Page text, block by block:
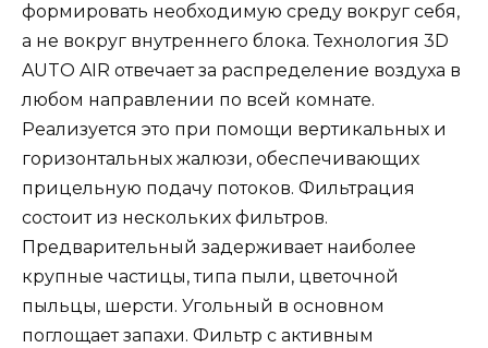
формировать необходимую среду вокруг себя,
а не вокруг внутреннего блока. Технология 3D
AUTO AIR отвечает за распределение воздуха в
любом направлении по всей комнате.
Реализуется это при помощи вертикальных и
горизонтальных жалюзи, обеспечивающих
прицельную подачу потоков. Фильтрация
состоит из нескольких фильтров.
Предварительный задерживает наиболее
крупные частицы, типа пыли, цветочной
пыльцы, шерсти. Угольный в основном
поглощает запахи. Фильтр с активным